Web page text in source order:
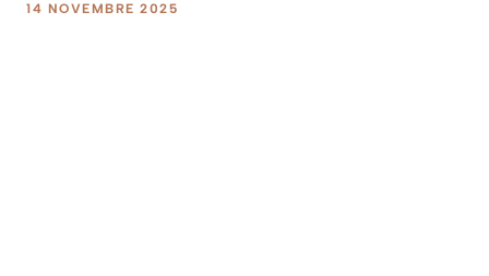
14 NOVEMBRE 2025